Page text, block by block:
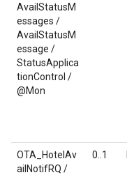
AvailStatusM
essages /
AvailStatusM
essage /
StatusApplica
tionControl /
@Mon
OTA_HotelAv
ailNotifRQ /
0..1